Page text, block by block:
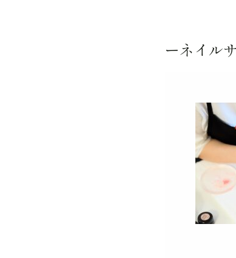
ーネイル